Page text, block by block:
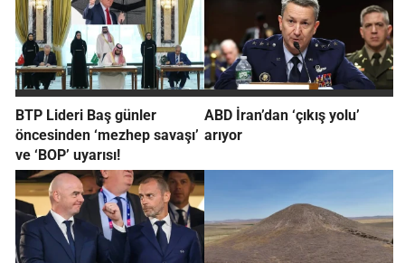
BTP Lideri Baş günler
öncesinden ‘mezhep savaşı’
ve ‘BOP’ uyarısı!
ABD İran’dan ‘çıkış yolu’
arıyor